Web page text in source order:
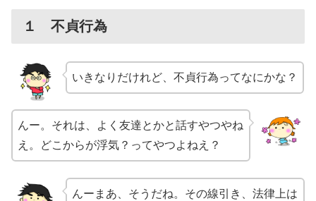
１ 不貞行為
いきなりだけれど、不貞行為ってなにかな？
んー。それは、よく友達とかと話すやつやね
え。どこからが浮気？ってやつよねえ？
んーまあ、そうだね。その線引き、法律上は